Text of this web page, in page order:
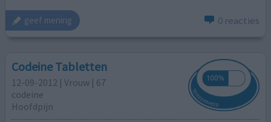
geef mening 0 reacties
Codeine Tabletten
12-09-2012 | Vrouw | 67
codeine
Hoofdpijn